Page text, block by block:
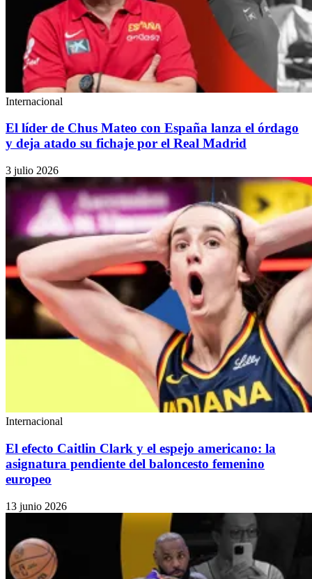
Internacional
El líder de Chus Mateo con España lanza el órdago
y deja atado su fichaje por el Real Madrid
3 julio 2026
Internacional
El efecto Caitlin Clark y el espejo americano: la
asignatura pendiente del baloncesto femenino
europeo
13 junio 2026